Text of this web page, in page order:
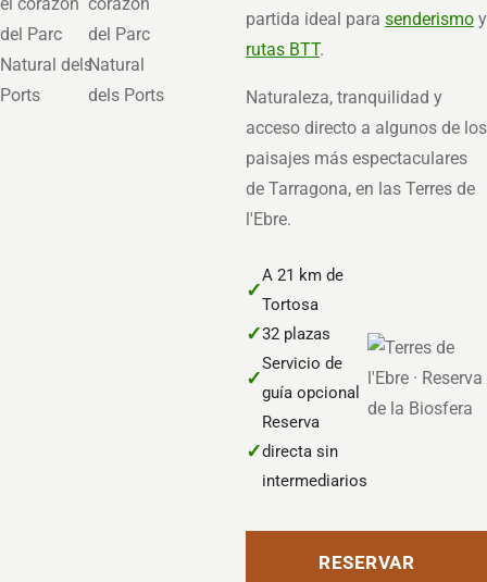
partida ideal para senderismo y
rutas BTT.
Naturaleza, tranquilidad y
acceso directo a algunos de los
paisajes más espectaculares
de Tarragona, en las Terres de
l'Ebre.
✓
A 21 km de
Tortosa
✓32 plazas
✓
Servicio de
guía opcional
✓
Reserva
directa sin
intermediarios
RESERVAR